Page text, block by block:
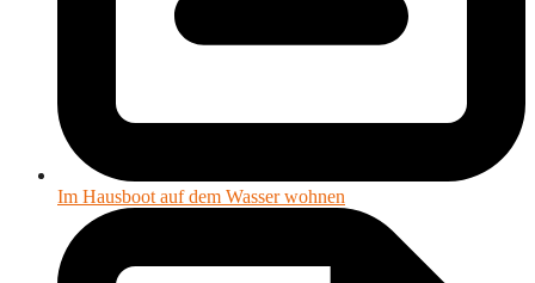
Im Hausboot auf dem Wasser wohnen